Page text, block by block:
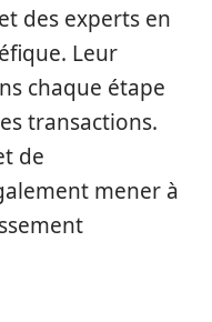
des experts en
Leur
chaque étape
transactions.
de
mener à